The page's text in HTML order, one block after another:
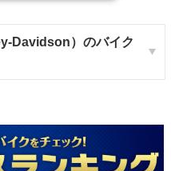
Davidson）のバイク